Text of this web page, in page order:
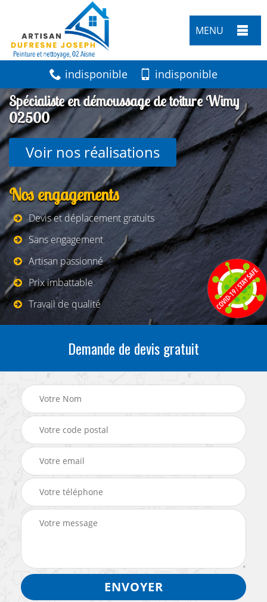
MENU
indisponible indisponible
Spécialiste en démoussage de toiture Wimy
02500
Voir nos réalisations
Nos engagements
Devis et déplacement gratuits
Sans engagement
Artisan passionné
Prix imbattable
Travail de qualité
Demande de devis gratuit